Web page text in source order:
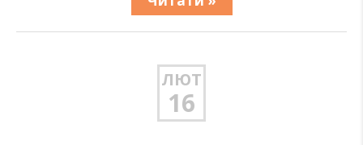
ЛЮТ
16